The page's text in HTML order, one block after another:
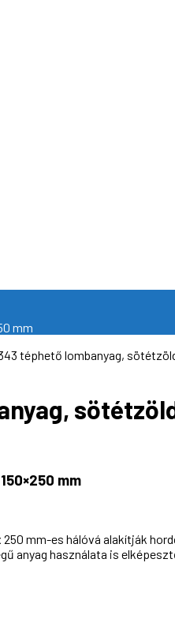
mm
téphető lombanyag,
mm
mm-es hálóvá alakítják
anyag használata is